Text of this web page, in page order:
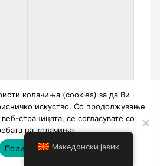
Македонски јазик
колачиња (cookies) за да Ви
искуство. Со продолжување
страницата, се согласувате со
на колачиња.
Политика на приватност